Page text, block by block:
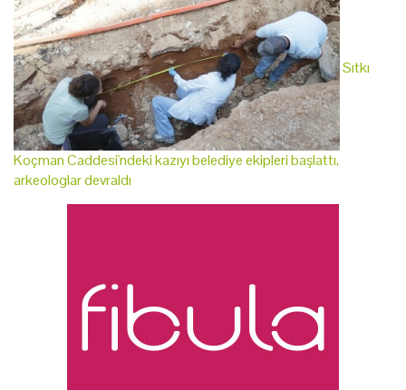
Sıtkı
Koçman Caddesi'ndeki kazıyı belediye ekipleri başlattı,
arkeologlar devraldı